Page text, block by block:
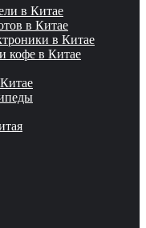
в Китае
в Китае
в Китае
кофе в Китае